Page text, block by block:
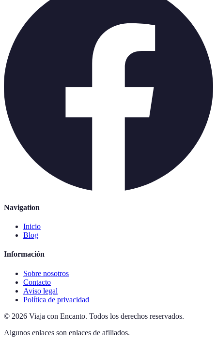
Navigation
Inicio
Blog
Información
Sobre nosotros
Contacto
Aviso legal
Política de privacidad
© 2026 Viaja con Encanto. Todos los derechos reservados.
Algunos enlaces son enlaces de afiliados.